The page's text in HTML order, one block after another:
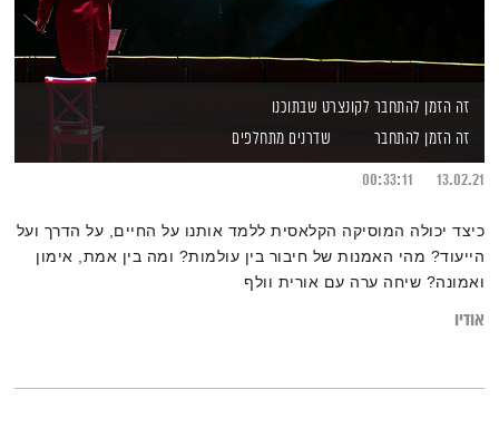
זה הזמן להתחבר לקונצרט שבתוכנו
זה הזמן להתחבר
שדרנים מתחלפים
13.02.21
00:33:11
כיצד יכולה המוסיקה הקלאסית ללמד אותנו על החיים, על הדרך ועל
הייעוד? מהי האמנות של חיבור בין עולמות? ומה בין אמת, אימון
ואמונה? שיחה ערה עם אורית וולף
אודיו